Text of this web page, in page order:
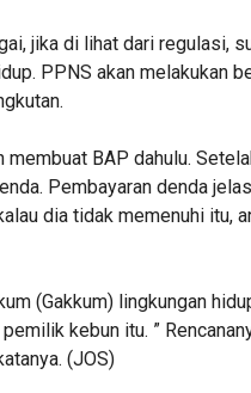
jika di lihat dari regulasi,
PPNS akan melakukan
BAP dahulu.
Pembayaran denda
dia tidak memenuhi itu,
(Gakkum) lingkungan
kebun itu. ”
(JOS)